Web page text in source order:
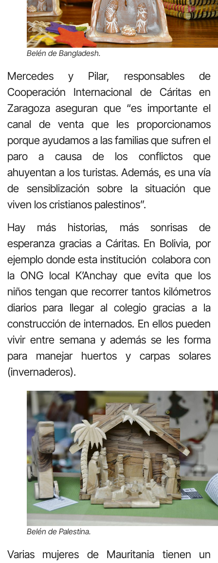
Belén de Bangladesh.
Mercedes y Pilar, responsables de
Cooperación Internacional de Cáritas en
Zaragoza aseguran que “es importante el
canal de venta que les proporcionamos
porque ayudamos a las familias que sufren el
paro a causa de los conflictos que
ahuyentan a los turistas. Además, es una vía
de sensiblización sobre la situación que
viven los cristianos palestinos”.
Hay más historias, más sonrisas de
esperanza gracias a Cáritas. En Bolivia, por
ejemplo donde esta institución colabora con
la ONG local K’Anchay que evita que los
niños tengan que recorrer tantos kilómetros
diarios para llegar al colegio gracias a la
construcción de internados. En ellos pueden
vivir entre semana y además se les forma
para manejar huertos y carpas solares
(invernaderos).
Belén de Palestina.
Varias mujeres de Mauritania tienen un